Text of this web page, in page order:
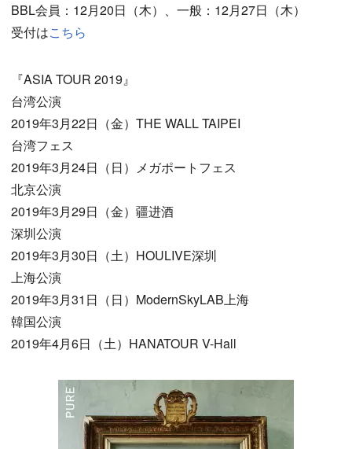
BBL会員：12月20日（木）、一般：12月27日（木）
受付はこちら
『ASIA TOUR 2019』
台湾公演
2019年3月22日（金）THE WALL TAIPEI
台湾フェス
2019年3月24日（日）メガポートフェス
北京公演
2019年3月29日（金）疆进酒
深圳公演
2019年3月30日（土）HOULIVE深圳
上海公演
2019年3月31日（日）ModernSkyLAB上海
韓国公演
2019年4月6日（土）HANATOUR V-Hall